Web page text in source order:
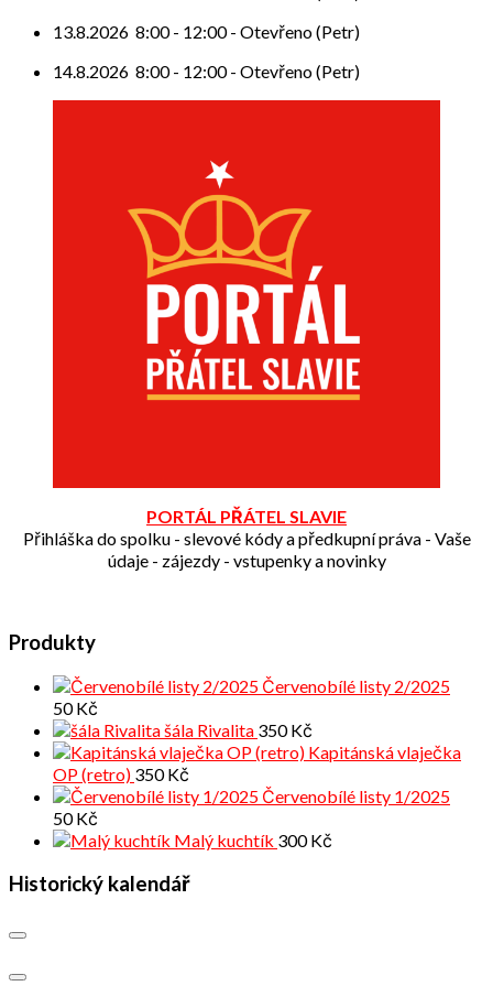
13.8.2026 8:00- 12:00- Otevřeno (Petr)
14.8.2026 8:00- 12:00- Otevřeno (Petr)
PORTÁL PŘÁTEL SLAVIE
Přihláška do spolku - slevové kódy a předkupní práva - Vaše
údaje - zájezdy - vstupenky a novinky
Produkty
Červenobílé listy 2/2025
50Kč
šála Rivalita 350Kč
Kapitánská vlaječka
OP (retro) 350Kč
Červenobílé listy 1/2025
50Kč
Malý kuchtík 300Kč
Historický kalendář